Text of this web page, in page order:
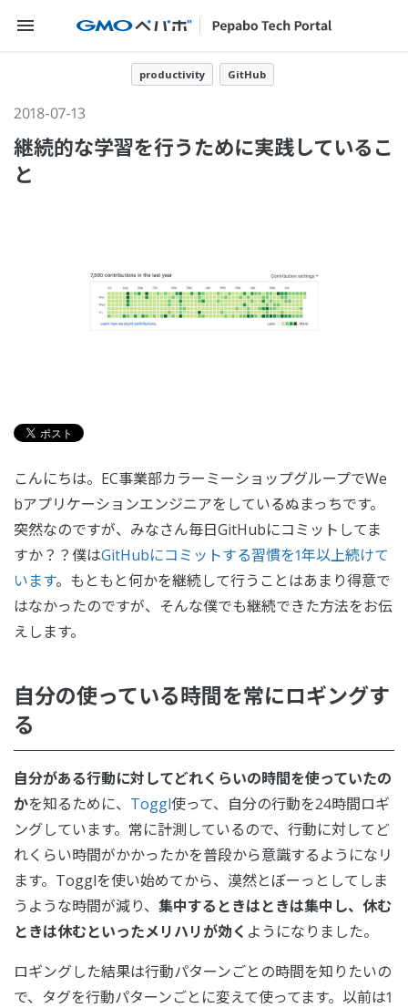
メニューを開く
productivity GitHub
2018-07-13
継続的な学習を行うために実践しているこ
と
こんにちは。EC事業部カラーミーショップグループでWe
bアプリケーションエンジニアをしているぬまっちです。
突然なのですが、みなさん毎日GitHubにコミットしてま
すか？？僕はGitHubにコミットする習慣を1年以上続けて
います。もともと何かを継続して行うことはあまり得意で
はなかったのですが、そんな僕でも継続できた方法をお伝
えします。
自分の使っている時間を常にロギングす
る
自分がある行動に対してどれくらいの時間を使っていたの
かを知るために、 Toggl使って、自分の行動を24時間ロギ
ングしています。常に計測しているので、行動に対してど
れくらい時間がかかったかを普段から意識するようになリ
ます。Togglを使い始めてから、漠然とぼーっとしてしま
うような時間が減り、 集中するときはときは集中し、休む
ときは休むといったメリハリが効く ようになりました。
ロギングした結果は行動パターンごとの時間を知りたいの
で、タグを行動パターンごとに変えて使ってます。以前は1